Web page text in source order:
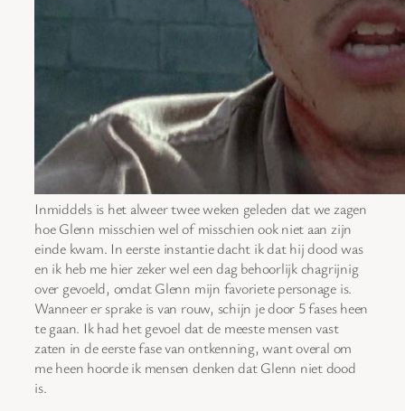
Inmiddels is het alweer twee weken geleden dat we zagen
hoe Glenn misschien wel of misschien ook niet aan zijn
einde kwam. In eerste instantie dacht ik dat hij dood was
en ik heb me hier zeker wel een dag behoorlijk chagrijnig
over gevoeld, omdat Glenn mijn favoriete personage is.
Wanneer er sprake is van rouw, schijn je door 5 fases heen
te gaan. Ik had het gevoel dat de meeste mensen vast
zaten in de eerste fase van ontkenning, want overal om
me heen hoorde ik mensen denken dat Glenn niet dood
is.